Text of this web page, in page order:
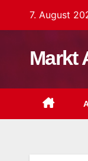
7. August
Markt